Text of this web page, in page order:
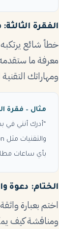
الفقرة
خطأ شائع
معرفة ما
ومهاراتك
مثال – فقرة
“أدرك أنني في
بأي ساعات
الختام: دعوة
اختم بعبارة
ومناقشة كيف